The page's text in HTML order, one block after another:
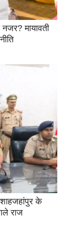
मायावती
के
राज